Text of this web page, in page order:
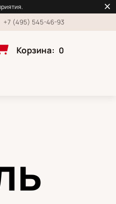
+7 (495) 545-46-93
Корзина: 0